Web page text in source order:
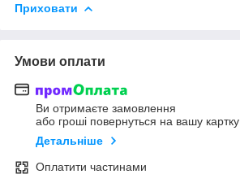
Приховати
Умови оплати
Ви отримаєте замовлення
або гроші повернуться на вашу картку
Детальніше
Оплатити частинами